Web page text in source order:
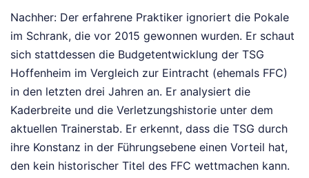
Nachher: Der erfahrene Praktiker ignoriert die Pokale
im Schrank, die vor 2015 gewonnen wurden. Er schaut
sich stattdessen die Budgetentwicklung der TSG
Hoffenheim im Vergleich zur Eintracht (ehemals FFC)
in den letzten drei Jahren an. Er analysiert die
Kaderbreite und die Verletzungshistorie unter dem
aktuellen Trainerstab. Er erkennt, dass die TSG durch
ihre Konstanz in der Führungsebene einen Vorteil hat,
den kein historischer Titel des FFC wettmachen kann.